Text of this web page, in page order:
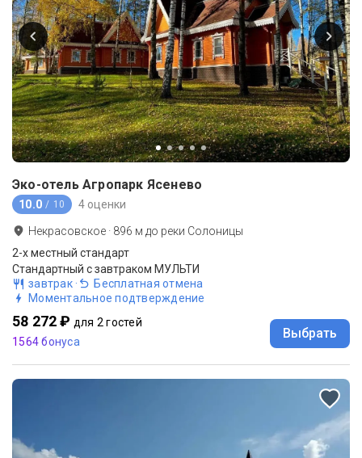
Эко-отель Агропарк Ясенево
10.0 / 10 4 оценки
Некрасовское · 896 м до реки Солоницы
2-x местный стандарт
Стандартный с завтраком МУЛЬТИ
завтрак·
Бесплатная отмена
Моментальное подтверждение
58 272 ₽ для 2 гостей
1564 бонуса
Выбрать